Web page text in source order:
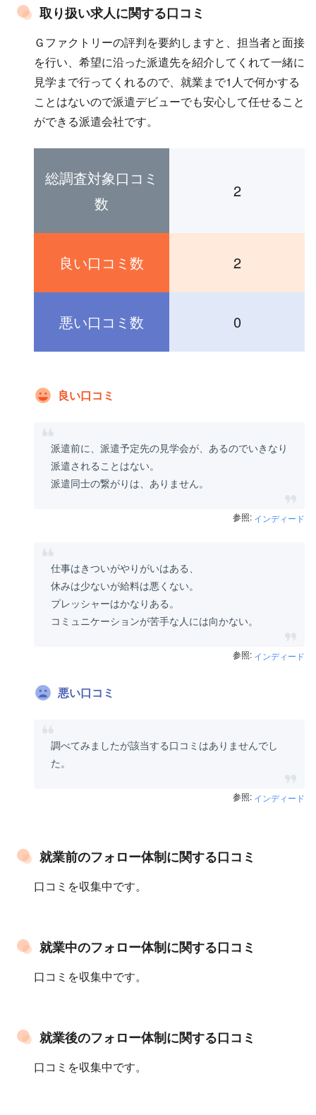
取り扱い求人に関する口コミ
Ｇファクトリーの評判を要約しますと、担当者と面接
を行い、希望に沿った派遣先を紹介してくれて一緒に
見学まで行ってくれるので、就業まで1人で何かする
ことはないので派遣デビューでも安心して任せること
ができる派遣会社です。
総調査対象口コミ
数
2
良い口コミ数 2
悪い口コミ数 0
良い口コミ
派遣前に、派遣予定先の見学会が、あるのでいきなり
派遣されることはない。
派遣同士の繋がりは、ありません。
参照: インディード
仕事はきついがやりがいはある、
休みは少ないが給料は悪くない。
プレッシャーはかなりある。
コミュニケーションが苦手な人には向かない。
参照: インディード
悪い口コミ
調べてみましたが該当する口コミはありませんでし
た。
参照: インディード
就業前のフォロー体制に関する口コミ
口コミを収集中です。
就業中のフォロー体制に関する口コミ
口コミを収集中です。
就業後のフォロー体制に関する口コミ
口コミを収集中です。